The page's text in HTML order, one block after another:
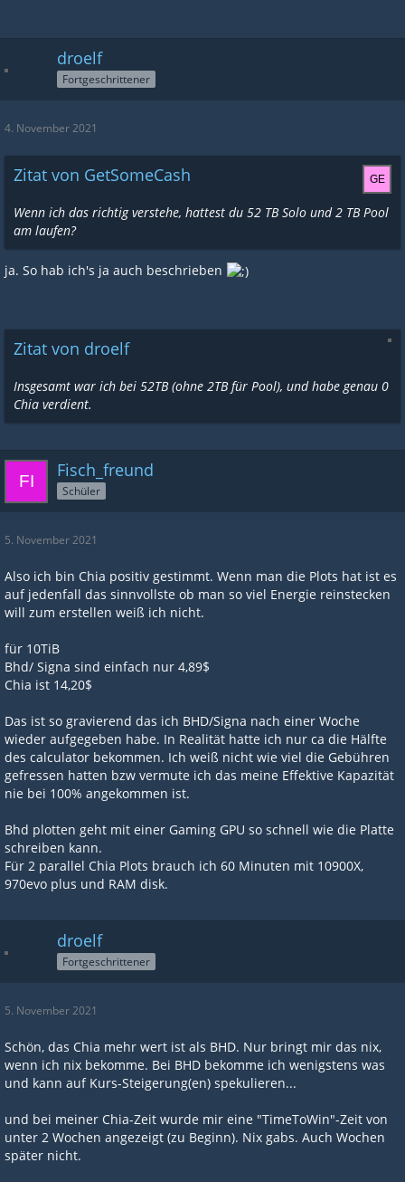
droelf
Fortgeschrittener
4. November 2021
Zitat von GetSomeCash
Wenn ich das richtig verstehe, hattest du 52 TB Solo und 2 TB Pool
am laufen?
ja. So hab ich's ja auch beschrieben
Zitat von droelf
Insgesamt war ich bei 52TB (ohne 2TB für Pool), und habe genau 0
Chia verdient.
Fisch_freund
Schüler
5. November 2021
Also ich bin Chia positiv gestimmt. Wenn man die Plots hat ist es
auf jedenfall das sinnvollste ob man so viel Energie reinstecken
will zum erstellen weiß ich nicht.
für 10TiB
Bhd/ Signa sind einfach nur 4,89$
Chia ist 14,20$
Das ist so gravierend das ich BHD/Signa nach einer Woche
wieder aufgegeben habe. In Realität hatte ich nur ca die Hälfte
des calculator bekommen. Ich weiß nicht wie viel die Gebühren
gefressen hatten bzw vermute ich das meine Effektive Kapazität
nie bei 100% angekommen ist.
Bhd plotten geht mit einer Gaming GPU so schnell wie die Platte
schreiben kann.
Für 2 parallel Chia Plots brauch ich 60 Minuten mit 10900X,
970evo plus und RAM disk.
droelf
Fortgeschrittener
5. November 2021
Schön, das Chia mehr wert ist als BHD. Nur bringt mir das nix,
wenn ich nix bekomme. Bei BHD bekomme ich wenigstens was
und kann auf Kurs-Steigerung(en) spekulieren...
und bei meiner Chia-Zeit wurde mir eine "TimeToWin"-Zeit von
unter 2 Wochen angezeigt (zu Beginn). Nix gabs. Auch Wochen
später nicht.